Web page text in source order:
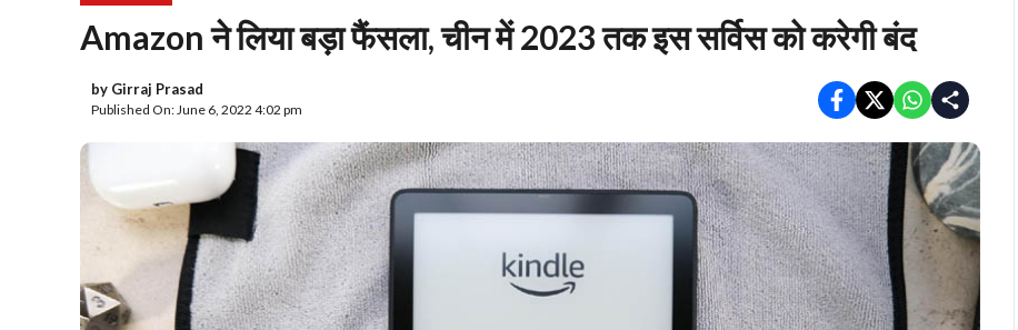
Amazon ने लिया बड़ा फैंसला, चीन में 2023 तक इस सर्विस को करेगी बंद
by Girraj Prasad
Published On: June 6, 2022 4:02 pm